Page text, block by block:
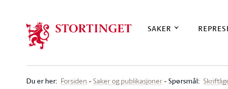
SAKER
Du er her: Forsiden Saker og publikasjoner Spørsmål: